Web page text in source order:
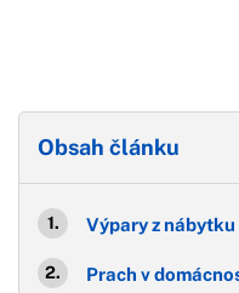
Obsah článku
Výpary z nábytku
Prach v